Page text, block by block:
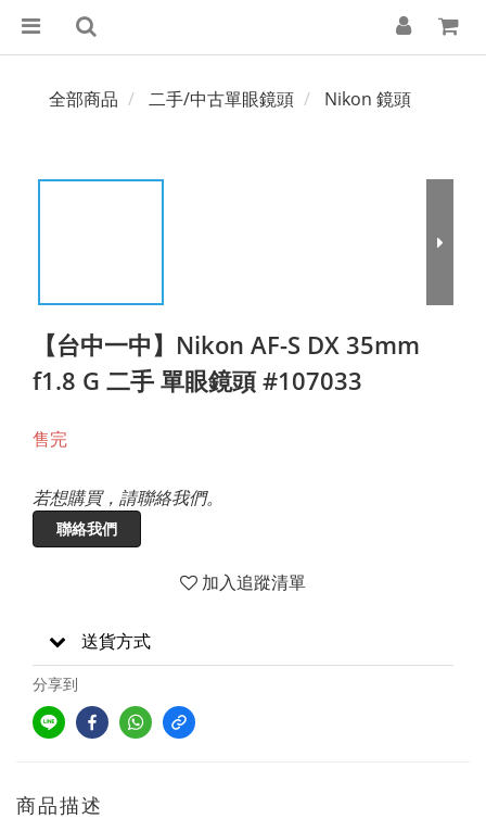
全部商品 二手/中古單眼鏡頭 Nikon 鏡頭
【台中一中】Nikon AF-S DX 35mm
f1.8 G 二手 單眼鏡頭 #107033
售完
若想購買，請聯絡我們。
聯絡我們
加入追蹤清單
送貨方式
分享到
商品描述